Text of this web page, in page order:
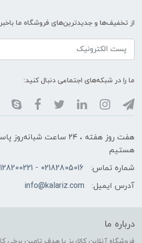
از تخفیف‌ها و جدیدترین‌های فروشگاه ما
ما را در شبکه‌های اجتماعی دنبال کنید:
هفت روز هفته ، ۲۴ ساعت
هستیم
شماره تماس:
02182805016 - 09128200221
آدرس ایمیل:
info@kalariz.com
درباره ما